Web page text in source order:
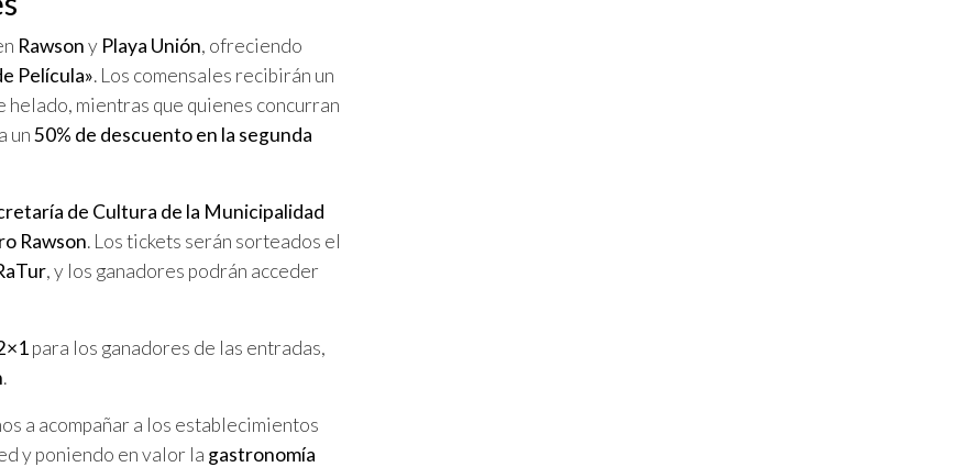
Rawsony Playa Unión, ofreciendo
Película». Los comensales recibirán un
helado, mientras que quienes concurran
un50% de descuento en la segunda
de Cultura de la Municipalidad
Rawson. Los tickets serán sorteados el
, y los ganadores podrán acceder
para los ganadores de las entradas,
.
a acompañar a los establecimientos
y poniendo en valor la gastronomía